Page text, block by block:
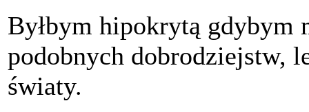
Byłbym hipokrytą gdybym
podobnych dobrodziejstw,
światy.